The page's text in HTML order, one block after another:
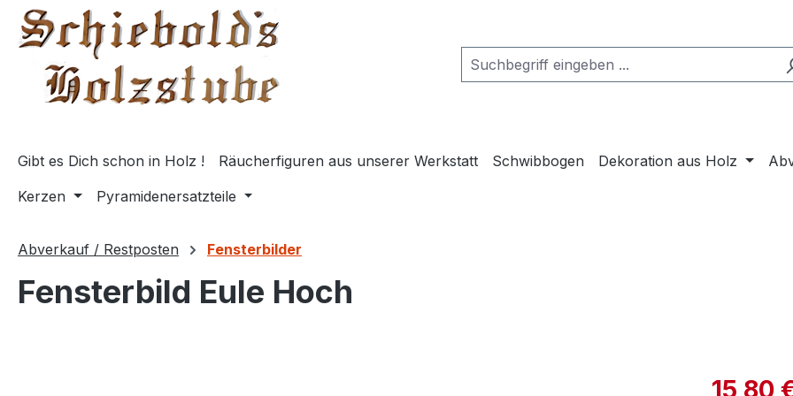
Zur Hauptnavigation springen
Gibt es Dich schon in Holz ! Räucherfiguren aus unserer Werkstatt Schwibbogen Dekoration aus Holz
Kerzen
Pyramidenersatzteile
Abverkauf / Restposten Fensterbilder
Fensterbild Eule Hoch
15,80